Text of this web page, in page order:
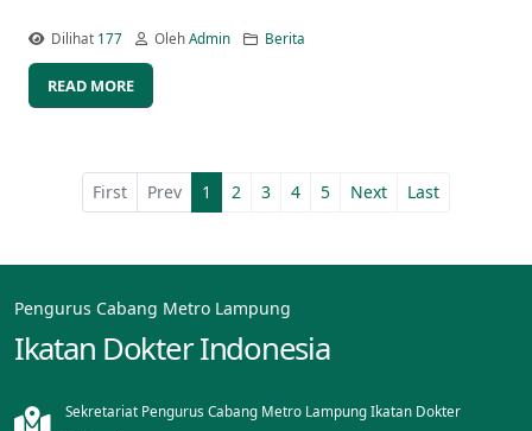
Dilihat 177 OlehAdmin Berita
READ MORE
First Prev 1 2 3 4 5 Next Last
Pengurus Cabang Metro Lampung
Ikatan Dokter Indonesia
Sekretariat Pengurus Cabang Metro Lampung Ikatan Dokter